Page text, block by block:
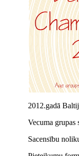
2012.gadā
Vecuma grupas
Sacensību